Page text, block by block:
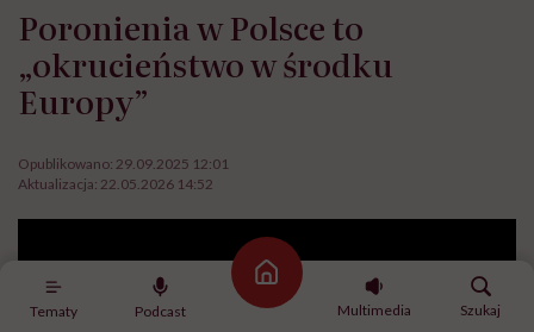
Tematy Podcast
Strona główna
Multimedia
Szukaj
Poronienia w Polsce to
„okrucieństwo w środku
Europy”
Opublikowano: 29.09.2025 12:01
Aktualizacja: 22.05.2026 14:52